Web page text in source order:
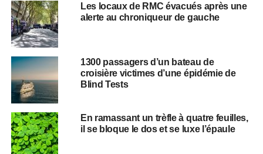
Les locaux de RMC évacués après une
alerte au chroniqueur de gauche
1300 passagers d’un bateau de
croisière victimes d’une épidémie de
Blind Tests
En ramassant un trèfle à quatre feuilles,
il se bloque le dos et se luxe l’épaule